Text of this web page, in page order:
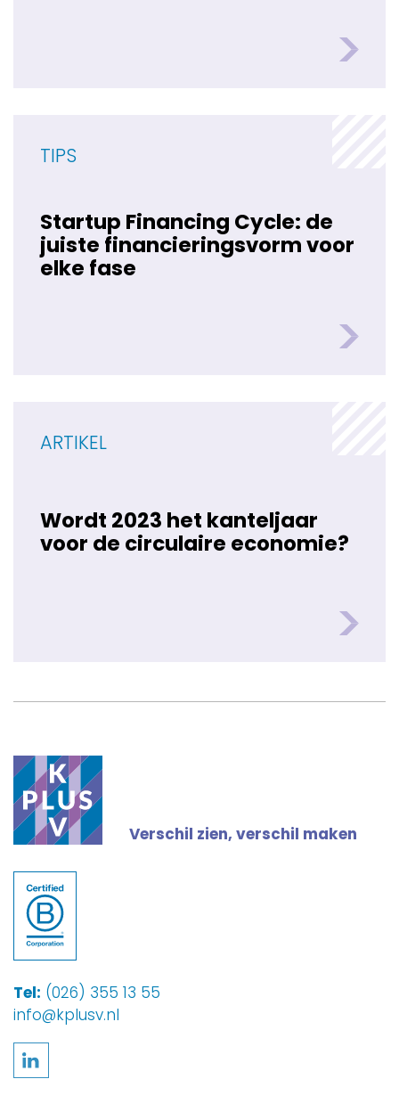
TIPS
Startup Financing Cycle: de
juiste financieringsvorm voor
elke fase
ARTIKEL
Wordt 2023 het kanteljaar
voor de circulaire economie?
Verschil zien, verschil maken
Tel: (026) 355 13 55
info@kplusv.nl